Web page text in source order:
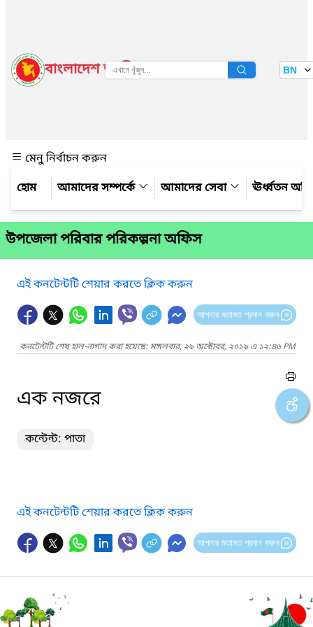
বাংলাদেশ জাতীয় তথ্য বাতায়ন BN
মেনু নির্বাচন করুন
আমাদের সম্পর্কে
আমাদের সেবা ঊর্ধ্বতন
উপজেলা পরিবার পরিকল্পনা অফিস
এই কনটেন্টটি শেয়ার করতে ক্লিক করুন
আপনার মতামত প্রদান করুন
কনটেন্টটি শেষ হাল-নাগাদ করা হয়েছে: মঙ্গলবার, ২৯ অক্টোবর, ২০১৯ এ ১২:৪৬ PM
এক নজরে
কন্টেন্ট: পাতা
এই কনটেন্টটি শেয়ার করতে ক্লিক করুন
আপনার মতামত প্রদান করুন